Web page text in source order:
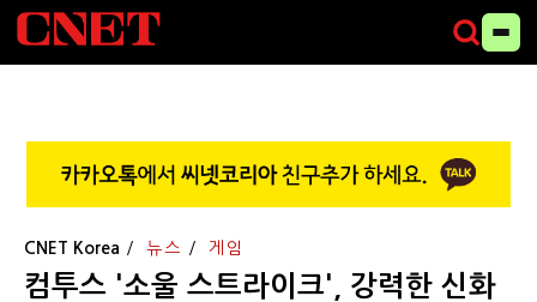
CNET Korea 뉴스 게임
컴투스 '소울 스트라이크', 강력한 신화